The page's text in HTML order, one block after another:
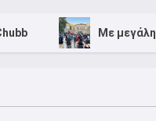
Με μεγάλη επιτυχία